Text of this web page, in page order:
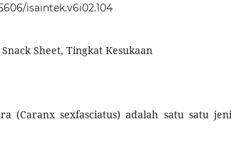
isaintek.v6i02.104
Sheet, Tingkat Kesukaan
(Caranx sexfasciatus) adalah satu satu